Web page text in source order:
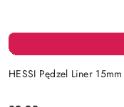
HESSI Pędzel Liner